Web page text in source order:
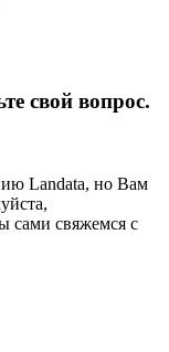
свой вопрос.
Landata, но Вам
сами свяжемся с